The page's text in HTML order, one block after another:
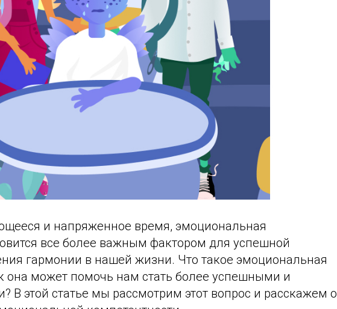
и напряженное время, эмоциональная
все более важным фактором для успешной
гармонии в нашей жизни. Что такое эмоциональная
она может помочь нам стать более успешными и
В этой статье мы рассмотрим этот вопрос и расскажем о